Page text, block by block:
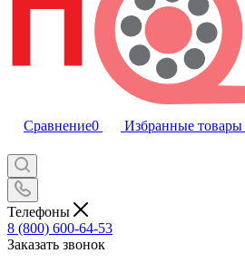
Сравнение0 Избранные товары
Телефоны
8 (800) 600-64-53
Заказать звонок